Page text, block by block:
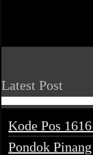
Latest Post
Kode Pos
Pondok